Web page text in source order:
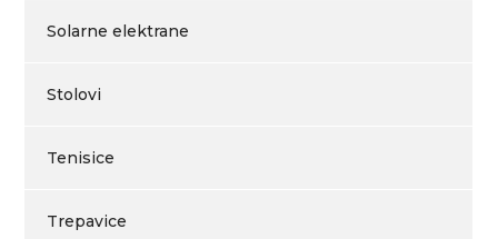
Solarne elektrane
Stolovi
Tenisice
Trepavice